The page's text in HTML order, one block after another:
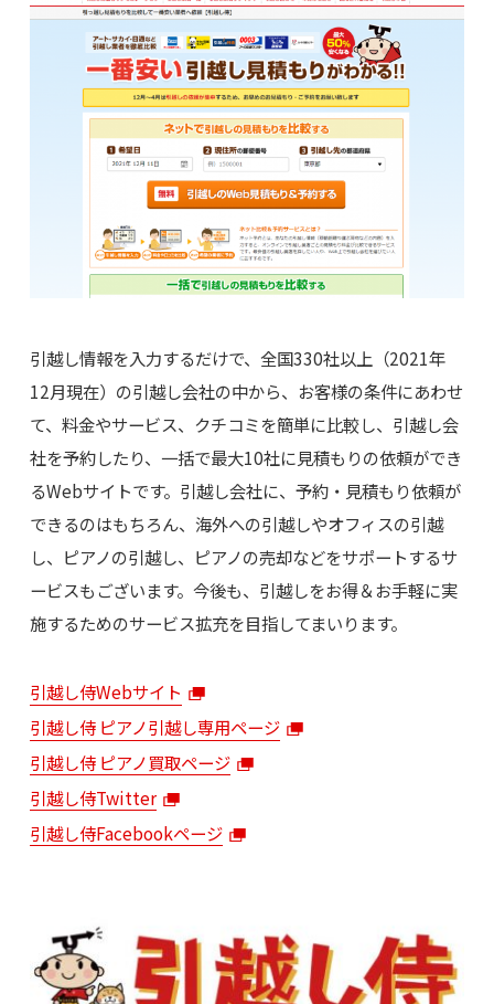
引越し情報を入力するだけで、全国330社以上（2021年
12月現在）の引越し会社の中から、お客様の条件にあわせ
て、料金やサービス、クチコミを簡単に比較し、引越し会
社を予約したり、一括で最大10社に見積もりの依頼ができ
るWebサイトです。引越し会社に、予約・見積もり依頼が
できるのはもちろん、海外への引越しやオフィスの引越
し、ピアノの引越し、ピアノの売却などをサポートするサ
ービスもございます。今後も、引越しをお得＆お手軽に実
施するためのサービス拡充を目指してまいります。
引越し侍Webサイト
引越し侍 ピアノ引越し専用ページ
引越し侍 ピアノ買取ページ
引越し侍Twitter
引越し侍Facebookページ